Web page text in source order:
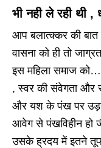
भी नही ले रही थी
आप बलात्क्कर की बात
वासना को ही तो
इस महिला समाज
, स्वर की संवेगता और
और यश के पंख पर
आवेग से पंखविहीन हो
उसके ह्रदय में इतने